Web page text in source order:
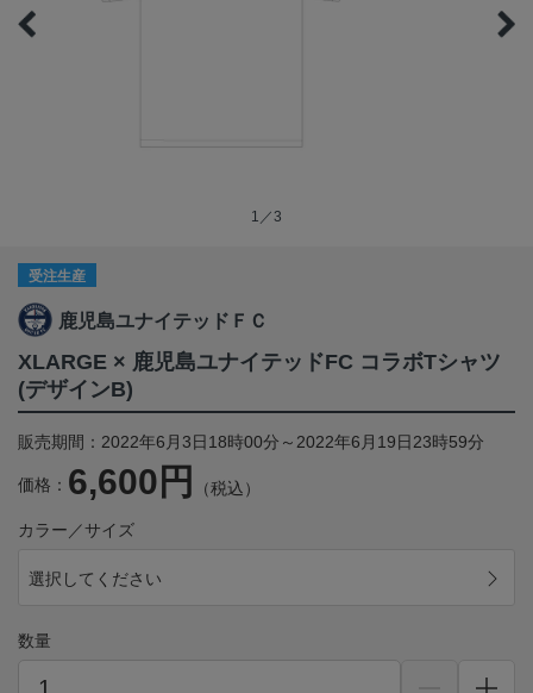
1／3
受注生産
鹿児島ユナイテッドＦＣ
XLARGE × 鹿児島ユナイテッドFC コラボTシャツ
(デザインB)
販売期間：2022年6月3日18時00分～2022年6月19日23時59分
価格： 6,600円 （税込）
カラー／サイズ
選択してください
数量